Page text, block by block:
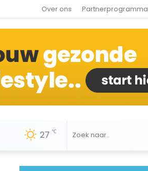
Over ons Partnerprogramma
27 ℃